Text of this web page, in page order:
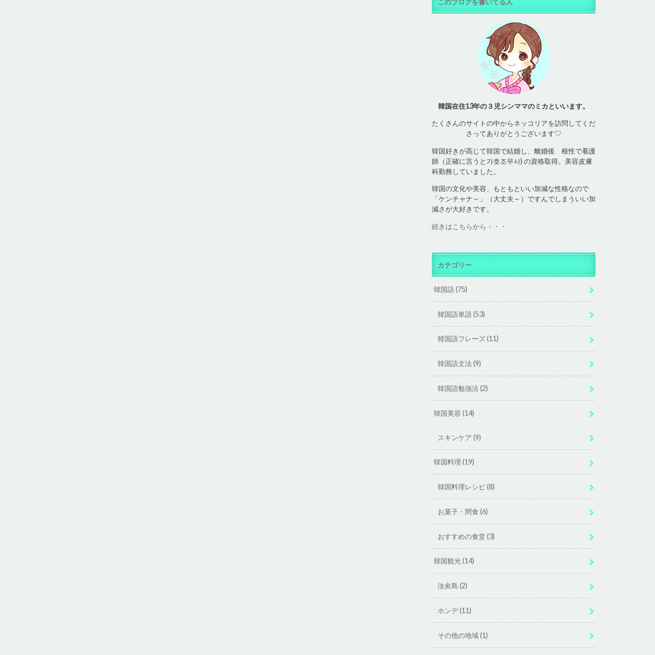
韓国在住13年の３児シンママのミカといいます。
たくさんのサイトの中からネッコリアを訪問してくだ
さってありがとうございます♡
韓国好きが高じて韓国で結婚し、離婚後 根性で看護
師（正確に言うと가호조무사) の資格取得。美容皮膚
科勤務していました。
韓国の文化や美容、もともといい加減な性格なので
「ケンチャナ～」（大丈夫～）ですんでしまういい加
減さが大好きです。
続きはこちらから・・・
カテゴリー
韓国語(75)
韓国語単語(53)
韓国語フレーズ(11)
韓国語文法(9)
韓国語勉強法(2)
韓国美容(14)
スキンケア (9)
韓国料理(19)
韓国料理レシピ(8)
お菓子・間食 (6)
おすすめの食堂(3)
韓国観光(14)
汝矣島 (2)
ホンデ(11)
その他の地域(1)